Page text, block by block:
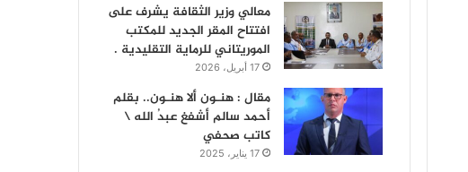
معالي وزير الثقافة يشرف على
افتتاح المقر الجديد للمكتب
الموريتاني للرماية التقليدية .
17 أبريل، 2026
مقال : هنـون ألا هنـون.. بقلم
أحمد سالم أشفغ عبدُ الله \
كاتب صحفي
17 يناير، 2025